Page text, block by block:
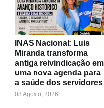
INAS Nacional: Luis
Miranda transforma
antiga reivindicação em
uma nova agenda para
a saúde dos servidores
08 Agosto, 2026